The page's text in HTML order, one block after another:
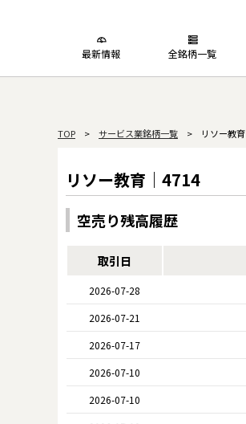
最新情報 全銘柄一覧
TOP > サービス業銘柄一覧 > リソー教育
リソー教育｜4714
空売り残高履歴
取引日
2026-07-28
2026-07-21
2026-07-17
2026-07-10
2026-07-10